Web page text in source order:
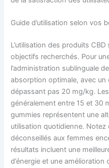
Guide d’utilisation selon vos
L’utilisation des produits
objectifs recherchés. Pour
l’administration sublinguale
absorption optimale, avec
dépassant pas 20 mg/kg.
généralement entre 15 et 30
gummies représentent une
utilisation quotidienne.
déconseillés aux femmes
résultats incluent une
d’énergie et une amélioration